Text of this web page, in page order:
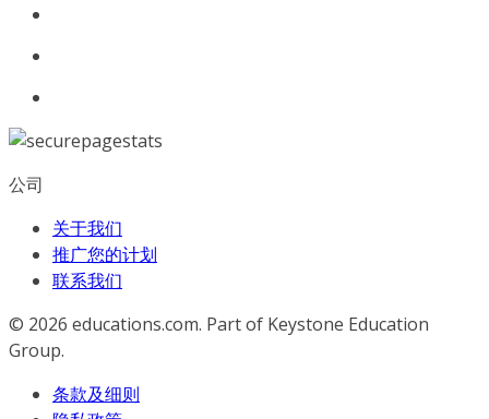
公司
关于我们
推广您的计划
联系我们
© 2026 educations.com. Part of Keystone Education
Group.
条款及细则